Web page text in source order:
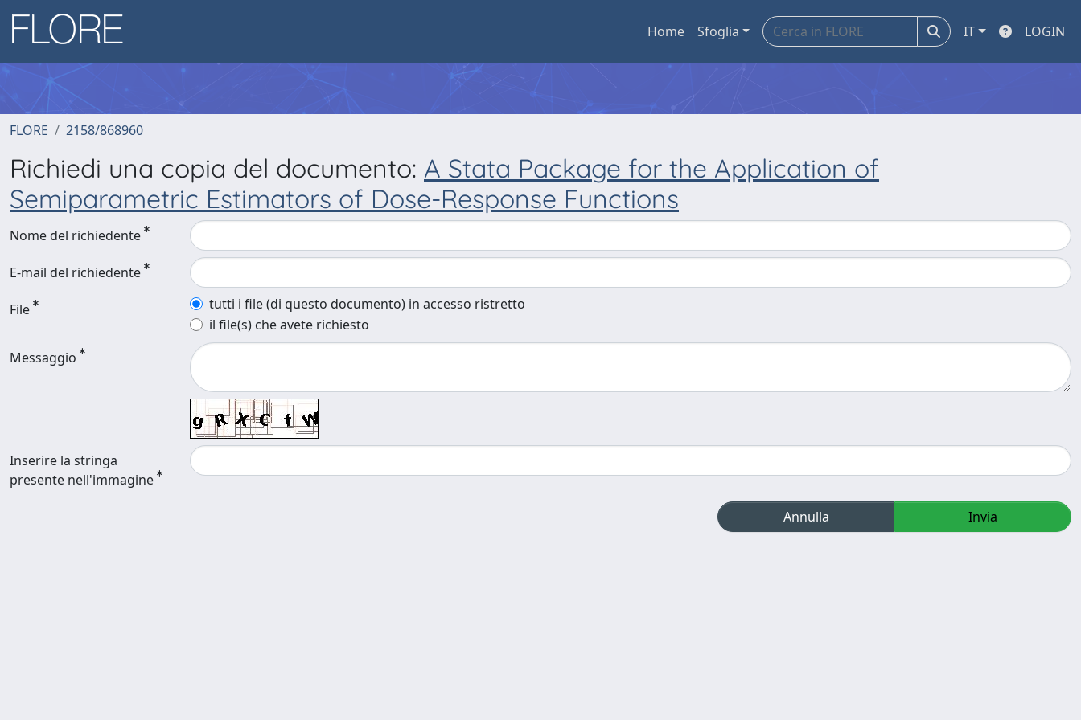
Home Sfoglia IT LOGIN
FLORE 2158/868960
Richiedi una copia del documento: A Stata Package for the Application of
Semiparametric Estimators of Dose-Response Functions
Nome del richiedente
E-mail del richiedente
File
tutti i file (di questo documento) in accesso ristretto
il file(s) che avete richiesto
Messaggio
Inserire la stringa
presente nell'immagine
Annulla Invia